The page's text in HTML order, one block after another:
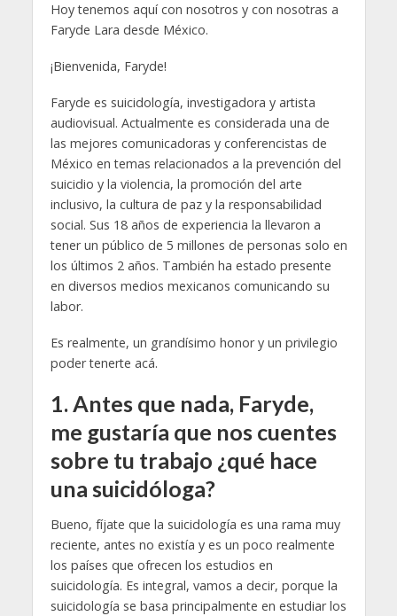
Hoy tenemos aquí con nosotros y con nosotras a
Faryde Lara desde México.
¡Bienvenida, Faryde!
Faryde es suicidología, investigadora y artista
audiovisual. Actualmente es considerada una de
las mejores comunicadoras y conferencistas de
México en temas relacionados a la prevención del
suicidio y la violencia, la promoción del arte
inclusivo, la cultura de paz y la responsabilidad
social. Sus 18 años de experiencia la llevaron a
tener un público de 5 millones de personas solo en
los últimos 2 años. También ha estado presente
en diversos medios mexicanos comunicando su
labor.
Es realmente, un grandísimo honor y un privilegio
poder tenerte acá.
1. Antes que nada, Faryde,
me gustaría que nos cuentes
sobre tu trabajo ¿qué hace
una suicidóloga?
Bueno, fíjate que la suicidología es una rama muy
reciente, antes no existía y es un poco realmente
los países que ofrecen los estudios en
suicidología. Es integral, vamos a decir, porque la
suicidología se basa principalmente en estudiar los